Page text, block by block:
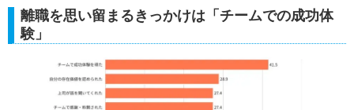
離職を思い留まるきっかけは「チームでの成功体
験」